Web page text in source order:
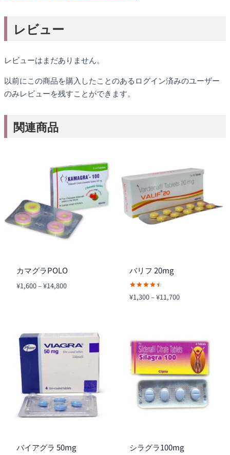
レビュー
レビューはまだありません。
以前にこの商品を購入したことのあるログイン済みのユーザー
のみレビューを残すことができます。
関連商品
カマグラPOLO
¥1,600–¥14,800価
¥14,800
バリフ 20mg
5段階中
4.57
¥1,300–¥11,700価
–
¥11,700
バイアグラ 50mg シラグラ100mg